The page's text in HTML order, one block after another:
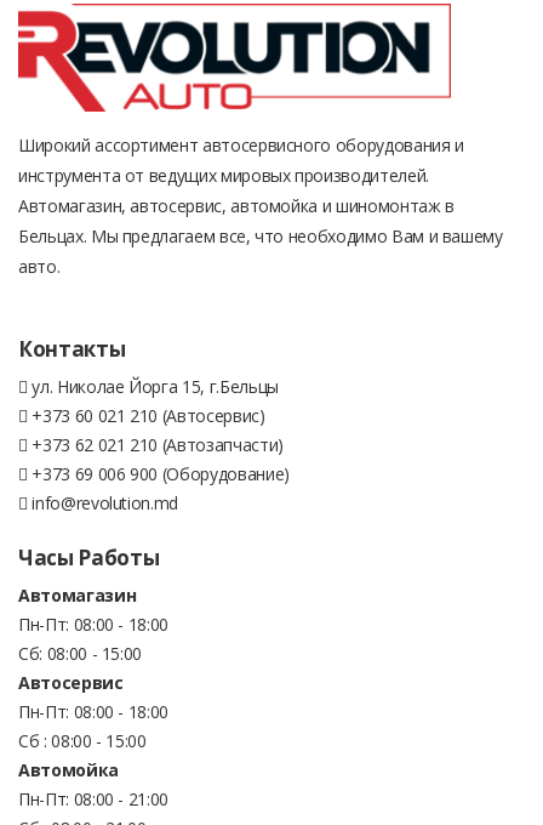
Широкий ассортимент автосервисного оборудования и
инструмента от ведущих мировых производителей.
Автомагазин, автосервис, автомойка и шиномонтаж в
Бельцах. Мы предлагаем все, что необходимо Вам и вашему
авто.
Контакты
ул. Николае Йорга 15, г.Бельцы
+373 60 021 210 (Автосервис)
+373 62 021 210 (Автозапчасти)
+373 69 006 900 (Оборудование)
info@revolution.md
Часы Работы
Автомагазин
Пн-Пт: 08:00 - 18:00
Сб: 08:00 - 15:00
Автосервис
Пн-Пт: 08:00 - 18:00
Сб : 08:00 - 15:00
Автомойка
Пн-Пт: 08:00 - 21:00